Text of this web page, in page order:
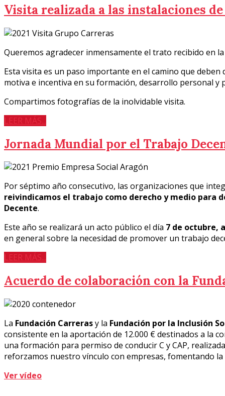
Visita realizada a las instalaciones
Queremos agradecer inmensamente el trato recibido en
Esta visita es un paso importante en el camino que
motiva e incentiva en su formación, desarrollo personal y
Compartimos fotografías de la inolvidable visita.
LEER MÁS...
Jornada Mundial por el Trabajo
Por séptimo año consecutivo, las organizaciones que
reivindicamos el trabajo como derecho y medio para
Decente.
Este año se realizará un acto público el día 7 de octubre,
en general sobre la necesidad de promover un trabajo
LEER MÁS...
Acuerdo de colaboración con la
La Fundación Carrerasy la Fundación por la Inclusión
consistente en la aportación de 12.000 € destinados a la
una formación para permiso de conducir C y CAP,
reforzamos nuestro vínculo con empresas, fomentando
Ver vídeo